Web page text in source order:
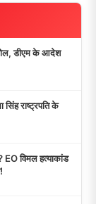
डीएम के आदेश
राष्ट्रपति के
विमल हत्याकांड